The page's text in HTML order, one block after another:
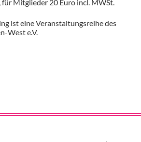
für Mitglieder 20 Euro incl. MWSt.
ist eine Veranstaltungsreihe des
West e.V.